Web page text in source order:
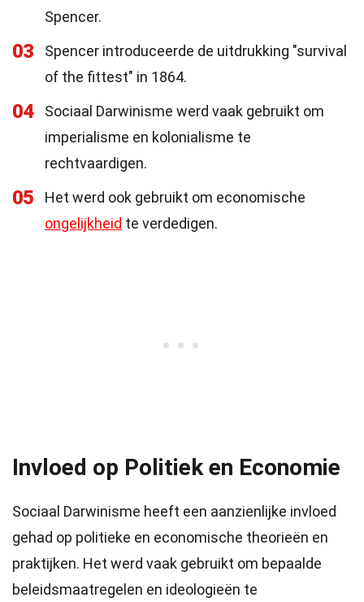
Spencer.
03
Spencer introduceerde de uitdrukking "survival
of the fittest" in 1864.
04
Sociaal Darwinisme werd vaak gebruikt om
imperialisme en kolonialisme te
rechtvaardigen.
05
Het werd ook gebruikt om economische
ongelijkheid te verdedigen.
Invloed op Politiek en Economie
Sociaal Darwinisme heeft een aanzienlijke invloed
gehad op politieke en economische theorieën en
praktijken. Het werd vaak gebruikt om bepaalde
beleidsmaatregelen en ideologieën te